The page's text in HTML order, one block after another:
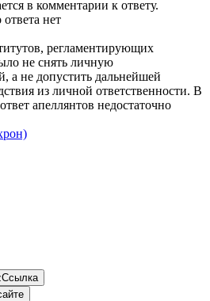
в комментарии к ответу.
нет
регламентирующих
не снять личную
а не допустить дальнейшей
из личной ответственности. В
апеллянтов недостаточно
Ссылка